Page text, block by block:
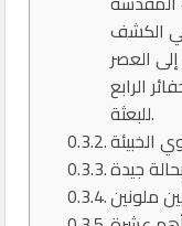
الكشف
العصر
الرابع
للبعثة.
الخبيئة
جيدة
ملونين